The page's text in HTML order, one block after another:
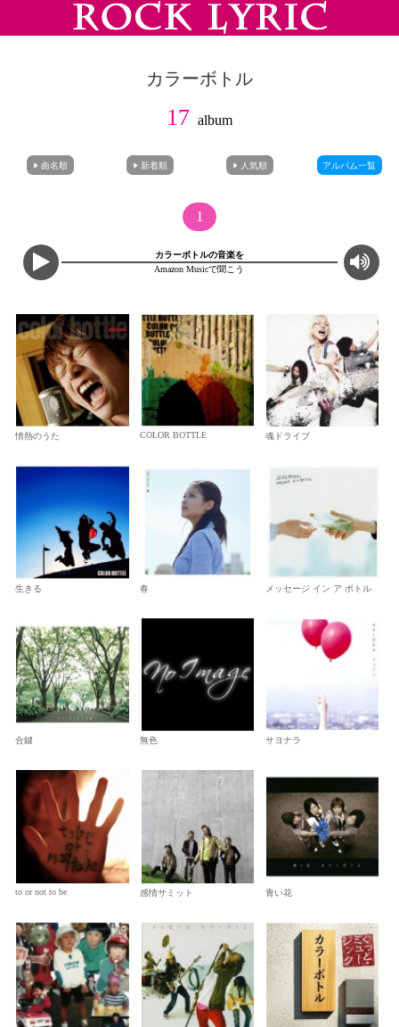
カラーボトル
17 album
曲名順 新着順 人気順 アルバム一覧
1
カラーボトルの音楽を
Amazon Musicで聞こう
情熱のうた COLOR BOTTLE 魂ドライブ
生きる 春 メッセージ イン ア ボトル
合鍵 無色 サヨナラ
to or not to be 感情サミット 青い花